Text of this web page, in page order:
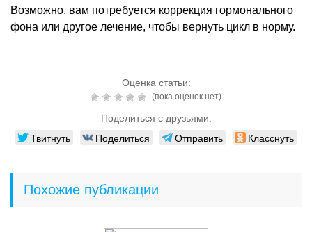
Возможно, вам потребуется коррекция гормонального
фона или другое лечение, чтобы вернуть цикл в норму.
Оценка статьи:
(пока оценок нет)
Поделиться с друзьями:
Твитнуть Поделиться Отправить Класснуть
Похожие публикации